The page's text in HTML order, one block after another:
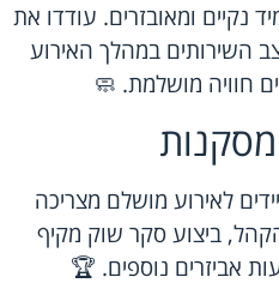
נקיים ומאובזרים. עודדו את
השירותים במהלך האירוע
חוויה מושלמת. 🧼
לאירוע מושלם מצריכה
ביצוע סקר שוק מקיף
אביזרים נוספים. 🏆